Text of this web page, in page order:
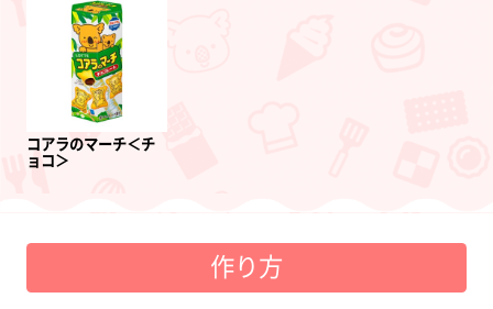
コアラのマーチ＜チ
ョコ＞
作り方